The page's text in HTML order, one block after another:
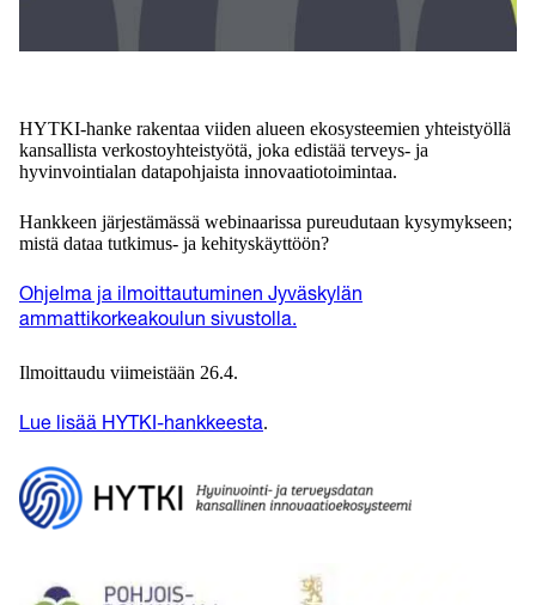
HYTKI-hanke rakentaa viiden alueen ekosysteemien yhteistyöllä
kansallista verkostoyhteistyötä, joka edistää terveys- ja
hyvinvointialan datapohjaista innovaatiotoimintaa.
Hankkeen järjestämässä webinaarissa pureudutaan kysymykseen;
mistä dataa tutkimus- ja kehityskäyttöön?
Ohjelma ja ilmoittautuminen Jyväskylän
ammattikorkeakoulun sivustolla.
Ilmoittaudu viimeistään 26.4.
Lue lisää HYTKI-hankkeesta.